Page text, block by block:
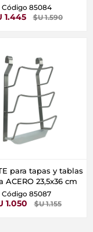
Código 85084
1.445 $U 1.590
para tapas y tablas
ACERO 23,5x36 cm
Código 85087
1.050 $U 1.155